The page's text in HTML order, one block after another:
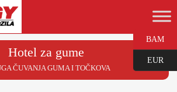
Hotel za gume
ČUVANJA GUMA I TOČKOVA
BAM
EUR